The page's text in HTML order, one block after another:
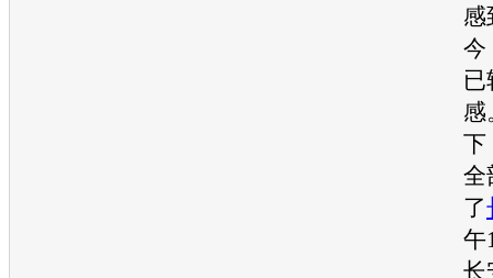
感
今
已
感
下
全
了
午
长